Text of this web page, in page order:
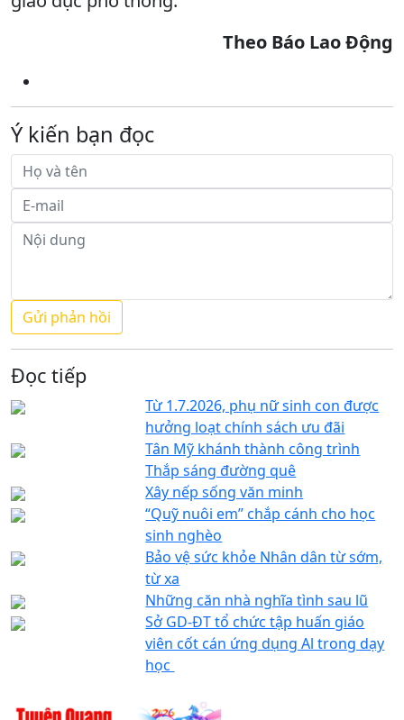
Theo Báo Lao Động
Ý kiến bạn đọc
Đọc tiếp
Từ 1.7.2026, phụ nữ sinh con được
hưởng loạt chính sách ưu đãi
Tân Mỹ khánh thành công trình
Thắp sáng đường quê
Xây nếp sống văn minh
“Quỹ nuôi em” chắp cánh cho học
sinh nghèo
Bảo vệ sức khỏe Nhân dân từ sớm,
từ xa
Những căn nhà nghĩa tình sau lũ
Sở GD-ĐT tổ chức tập huấn giáo
viên cốt cán ứng dụng Al trong dạy
học